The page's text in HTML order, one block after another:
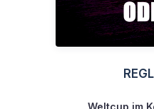
Weltcup im